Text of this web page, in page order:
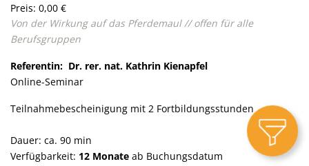
Preis: 0,00 €
Von der Wirkung auf das Pferdemaul //offen für alle
Berufsgruppen
Referentin: Dr. rer. nat. Kathrin Kienapfel
Online-Seminar
Teilnahmebescheinigung mit 2 Fortbildungsstunden
Dauer: ca. 90 min
Verfügbarkeit: 12 Monate ab Buchungsdatum